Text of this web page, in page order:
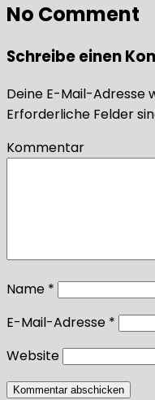
No Comment
Schreibe einen
Deine E-Mail-Adresse
Erforderliche Felder
Kommentar
Name *
E-Mail-Adresse *
Website